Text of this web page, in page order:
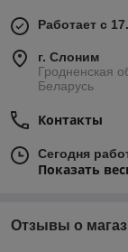
Работает с
г. Слоним
Гродненская
Беларусь
Контакты
Сегодня
Показать
Отзывы о